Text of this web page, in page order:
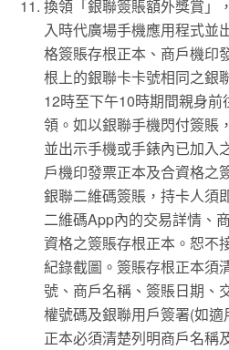
換領「銀聯簽賬額外獎賞」
入時代廣場手機應用程式並
格簽賬存根正本、商戶機印
根上的銀聯卡卡號相同之銀
12時至下午10時期間親身
領。如以銀聯手機閃付簽賬
並出示手機或手錶內已加入
戶機印發票正本及合資格之
銀聯二維碼簽賬，持卡人須
二維碼App內的交易詳情、
資格之簽賬存根正本。恕不
紀錄截圖。簽賬存根正本須
號、商戶名稱、簽賬日期、
權號碼及銀聯用戶簽署(如
正本必須清楚列明商戶名稱